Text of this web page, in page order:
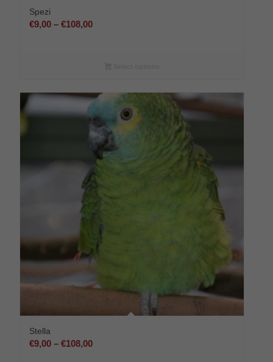
Spezi
€9,00 –€108,00Preisspanne:
Stella
€9,00 –€108,00Preisspanne: